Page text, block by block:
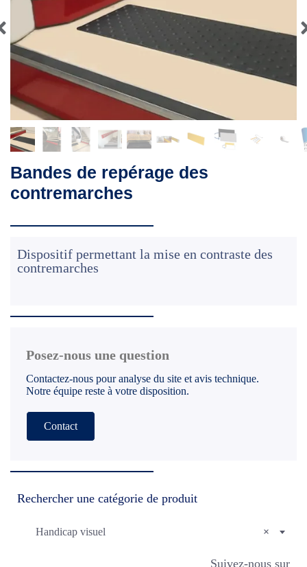
Bandes de repérage des
contremarches
Dispositif permettant la mise en contraste des
contremarches
Posez-nous une question
Contactez-nous pour analyse du site et avis technique.
Notre équipe reste à votre disposition.
Contact
Rechercher une catégorie de produit
×
Handicap visuel
Suivez-nous sur